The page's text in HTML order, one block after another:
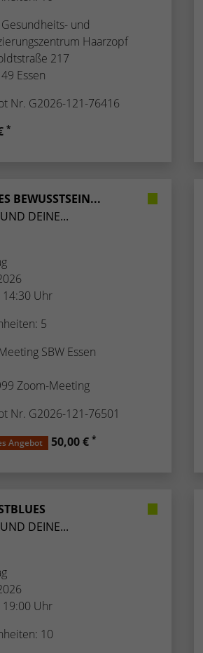
und
Haarzopf
217
Essen
Nr. G2026-121-76416
*
BEWUSSTSEIN...
DEINE...
14:30 Uhr
5
SBW Essen
Zoom-Meeting
Nr. G2026-121-76501
Angebot 50,00 € *
DEINE...
19:00 Uhr
10